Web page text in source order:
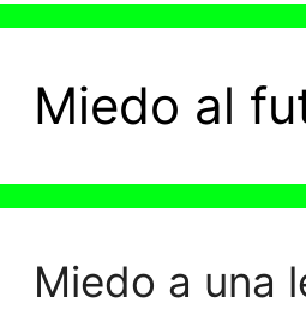
Miedo al
Miedo a una